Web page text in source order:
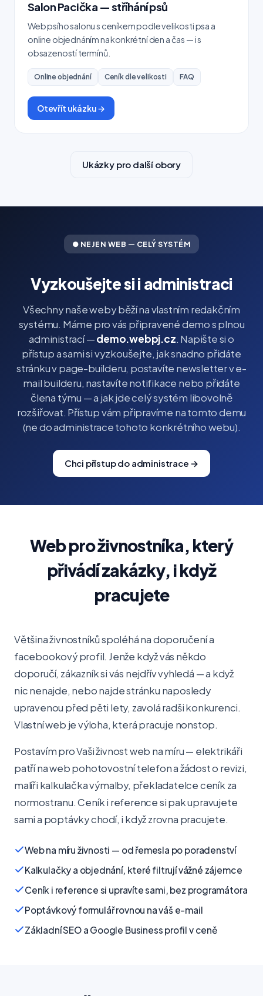
Salon Pacička — stříhání psů
Web psího salonu s ceníkem podle velikosti psa a
online objednáním na konkrétní den a čas — i s
obsazeností termínů.
Online objednání Ceník dle velikosti FAQ
Otevřít ukázku →
Ukázky pro další obory
● NEJEN WEB — CELÝ SYSTÉM
Vyzkoušejte si i administraci
Všechny naše weby běží na vlastním redakčním
systému. Máme pro vás připravené demo s plnou
administrací —demo.webpj.cz. Napište si o
přístup a sami si vyzkoušejte, jak snadno přidáte
stránku v page-builderu, postavíte newsletter v e-
mail builderu, nastavíte notifikace nebo přidáte
člena týmu — a jak jde celý systém libovolně
rozšiřovat. Přístup vám připravíme na tomto demu
(ne do administrace tohoto konkrétního webu).
Chci přístup do administrace →
Web pro živnostníka, který
přivádí zakázky, i když
pracujete
Většina živnostníků spoléhá na doporučení a
facebookový profil. Jenže když vás někdo
doporučí, zákazník si vás nejdřív vyhledá — a když
nic nenajde, nebo najde stránku naposledy
upravenou před pěti lety, zavolá radši konkurenci.
Vlastní web je výloha, která pracuje nonstop.
Postavím pro Vaši živnost web na míru — elektrikáři
patří na web pohotovostní telefon a žádost o revizi,
malíři kalkulačka výmalby, překladatelce ceník za
normostranu. Ceník i reference si pak upravujete
sami a poptávky chodí, i když zrovna pracujete.
Web na míru živnosti — od řemesla po poradenství
Kalkulačky a objednání, které filtrují vážné zájemce
Ceník i reference si upravíte sami, bez programátora
Poptávkový formulář rovnou na váš e-mail
Základní SEO a Google Business profil v ceně